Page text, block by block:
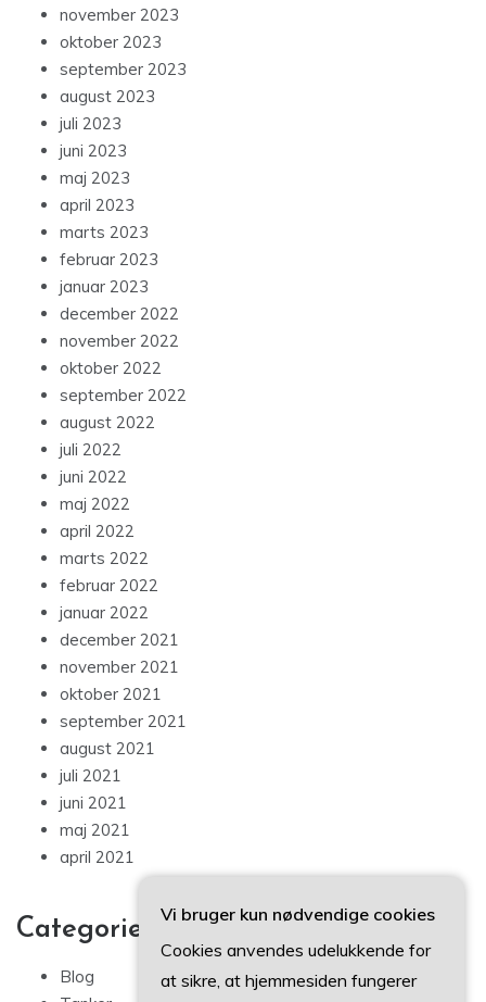
november 2023
oktober 2023
september 2023
august 2023
juli 2023
juni 2023
maj 2023
april 2023
marts 2023
februar 2023
januar 2023
december 2022
november 2022
oktober 2022
september 2022
august 2022
juli 2022
juni 2022
maj 2022
april 2022
marts 2022
februar 2022
januar 2022
december 2021
november 2021
oktober 2021
september 2021
august 2021
juli 2021
juni 2021
maj 2021
april 2021
Categories
Blog
Vi bruger kun nødvendige cookies
Cookies anvendes udelukkende for
at sikre, at hjemmesiden fungerer